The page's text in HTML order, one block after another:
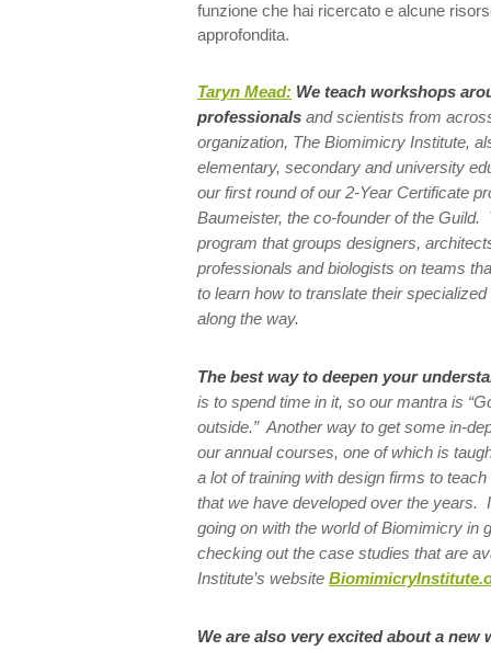
funzione che hai ricercato e alcune
approfondita.
Taryn Mead: We teach workshops
professionals and scientists from
organization, The Biomimicry Institute,
elementary, secondary and university
our first round of our 2-Year Certificate
Baumeister, the co-founder of the Guild.
program that groups designers,
professionals and biologists on teams
to learn how to translate their
along the way.
The best way to deepen your
is to spend time in it, so our mantra is
outside.” Another way to get some in-
our annual courses, one of which is
a lot of training with design firms to
that we have developed over the years.
going on with the world of Biomimicry in
checking out the case studies that are
Institute’s website
We are also very excited about a new